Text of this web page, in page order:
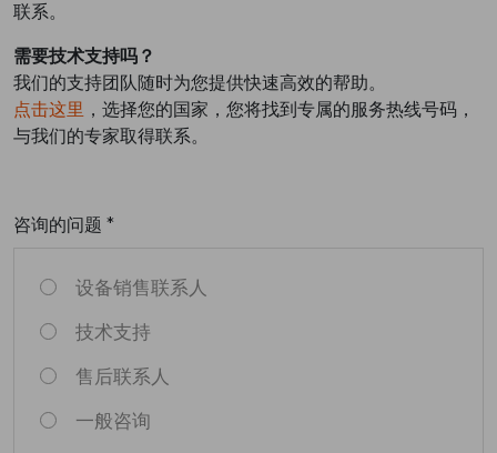
联系。
需要技术支持吗？
我们的支持团队随时为您提供快速高效的帮助。
点击这里 ，选择您的国家，您将找到专属的服务热线号码，
与我们的专家取得联系。
咨询的问题 *
设备销售联系人
技术支持
售后联系人
一般咨询